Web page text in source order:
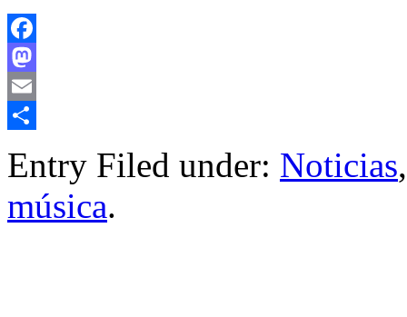
Facebook
Mastodon
Email
Entry Filed under: Noticias,
música.